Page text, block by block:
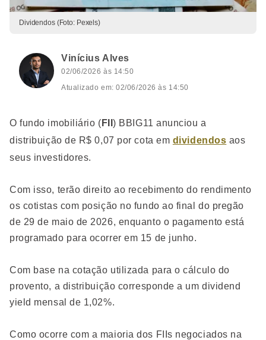
Dividendos (Foto: Pexels)
Vinícius Alves
02/06/2026 às 14:50
Atualizado em: 02/06/2026 às 14:50
O fundo imobiliário ( FII) BBIG11 anunciou a
distribuição de R$ 0,07 por cota em dividendos aos
seus investidores.
Com isso, terão direito ao recebimento do rendimento
os cotistas com posição no fundo ao final do pregão
de 29 de maio de 2026, enquanto o pagamento está
programado para ocorrer em 15 de junho.
Com base na cotação utilizada para o cálculo do
provento, a distribuição corresponde a um dividend
yield mensal de 1,02%.
Como ocorre com a maioria dos FIIs negociados na